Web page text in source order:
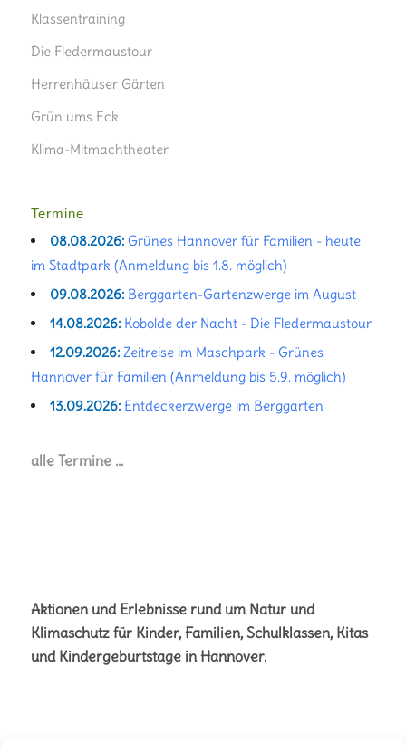
Klassentraining
Die Fledermaustour
Herrenhäuser Gärten
Grün ums Eck
Klima-Mitmachtheater
Termine
08.08.2026: Grünes Hannover für Familien - heute
im Stadtpark (Anmeldung bis 1.8. möglich)
09.08.2026: Berggarten-Gartenzwerge im August
14.08.2026: Kobolde der Nacht - Die Fledermaustour
12.09.2026: Zeitreise im Maschpark - Grünes
Hannover für Familien (Anmeldung bis 5.9. möglich)
13.09.2026: Entdeckerzwerge im Berggarten
alle Termine …
Aktionen und Erlebnisse rund um Natur und
Klimaschutz für Kinder, Familien, Schulklassen, Kitas
und Kindergeburtstage in Hannover.